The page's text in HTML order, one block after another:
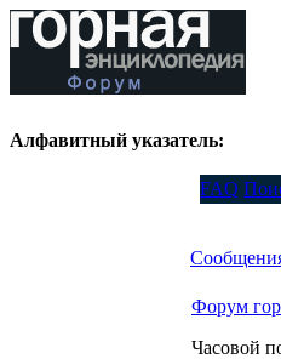
Алфавитный указатель:
FAQ
Форум
Часовой